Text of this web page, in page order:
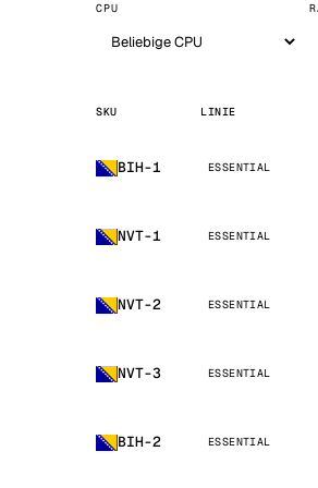
CPU
SKU LINIE
BIH-1 ESSENTIAL
NVT-1 ESSENTIAL
NVT-2 ESSENTIAL
NVT-3 ESSENTIAL
BIH-2 ESSENTIAL